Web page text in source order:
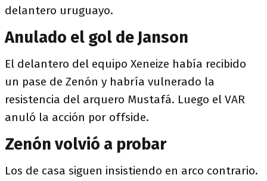
delantero uruguayo.
Anulado el gol de Janson
El delantero del equipo Xeneize había recibido
un pase de Zenón y habría vulnerado la
resistencia del arquero Mustafá. Luego el VAR
anuló la acción por offside.
Zenón volvió a probar
Los de casa siguen insistiendo en arco contrario.